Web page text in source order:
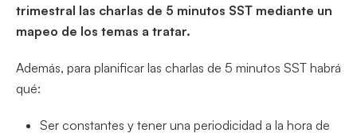
trimestral las charlas de 5 minutos SST mediante un
mapeo de los temas a tratar.
Además, para planificar las charlas de 5 minutos SST habrá
qué:
Ser constantes y tener una periodicidad a la hora de